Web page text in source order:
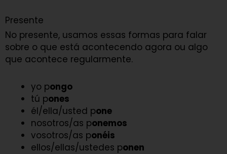
Presente
No presente, usamos essas formas para falar
sobre o que está acontecendo agora ou algo
que acontece regularmente.
yo pongo
tú pones
él/ella/usted pone
nosotros/as ponemos
vosotros/as ponéis
ellos/ellas/ustedes ponen